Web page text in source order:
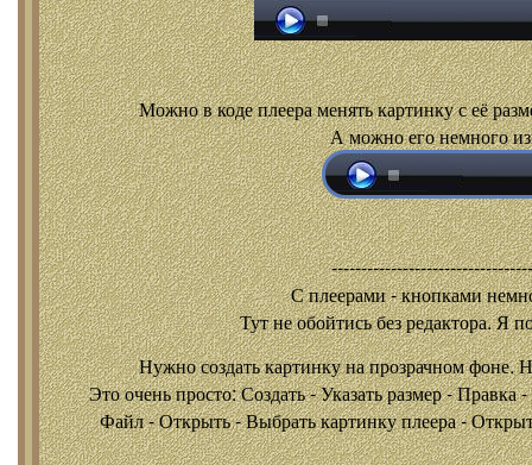
Можно в коде плеера менять картинку с её
А можно его немного
С плеерами - кнопками
Тут не обойтись без редактора. Я
Нужно создать картинку на прозрачном фоне.
Это очень просто: Создать - Указать размер -
Файл - Открыть - Выбрать картинку плеера -